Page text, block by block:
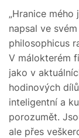
„Hranice mého
napsal ve
philosophicus
V málokterém
jako v
hodinových
inteligentní a
porozumět.
ale přes